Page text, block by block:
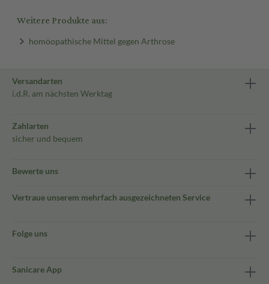
Weitere Produkte aus:
homöopathische Mittel gegen Arthrose
Versandarten
i.d.R. am nächsten Werktag
Zahlarten
sicher und bequem
Bewerte uns
Vertraue unserem mehrfach ausgezeichneten Service
Folge uns
Sanicare App